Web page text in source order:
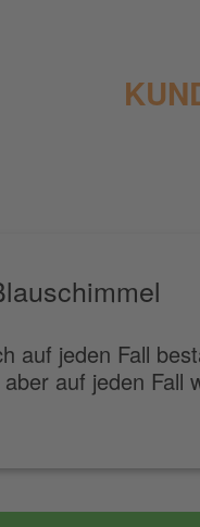
auf jeden Fall
auf jeden